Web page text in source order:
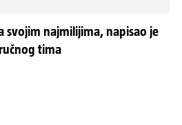
svojim najmilijima, napisao je
tima